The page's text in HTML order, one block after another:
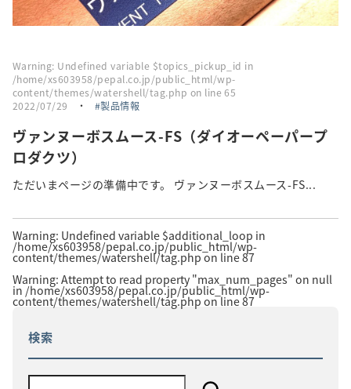
Warning: Undefined variable $topics_pickup_id in
/home/xs603958/pepal.co.jp/public_html/wp-
content/themes/watershell/tag.php on line65
2022/07/29
・ 製品情報
ヴァンヌーボスムース-FS（ダイオーペーパープ
ロダクツ）
ただいまページの準備中です。 ヴァンヌーボスムース-FS...
Warning: Undefined variable $additional_loop in
/home/xs603958/pepal.co.jp/public_html/wp-
content/themes/watershell/tag.phpon line87
Warning: Attempt to read property "max_num_pages" on null
in /home/xs603958/pepal.co.jp/public_html/wp-
content/themes/watershell/tag.php on line87
検索